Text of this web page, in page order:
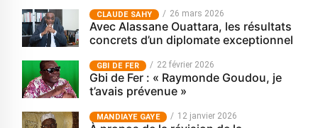
CLAUDE SAHY 26 mars 2026
Avec Alassane Ouattara, les résultats
concrets d’un diplomate exceptionnel
GBI DE FER 22 février 2026
Gbi de Fer : « Raymonde Goudou, je
t’avais prévenue »
MANDIAYE GAYE 12 janvier 2026